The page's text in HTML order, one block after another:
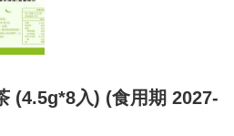
(4.5g*8入) (食用期 2027-